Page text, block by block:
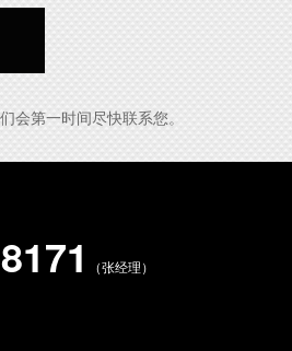
会第一时间尽快联系您。
（张经理）